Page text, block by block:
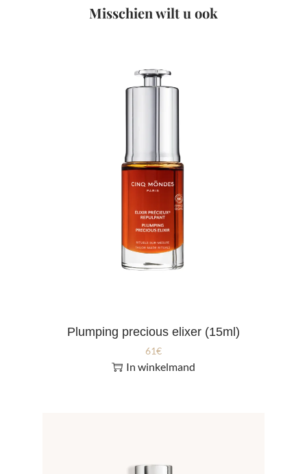
Misschien wilt u ook
Plumping precious elixer (15ml)
61€
In winkelmand